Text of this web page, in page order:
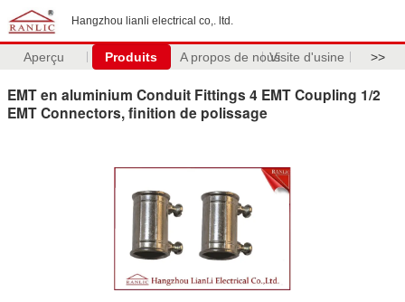
Hangzhou lianli electrical co,. ltd.
Aperçu Produits A propos de nousVisite d'usine >>
EMT en aluminium Conduit Fittings 4 EMT Coupling 1/2
EMT Connectors, finition de polissage